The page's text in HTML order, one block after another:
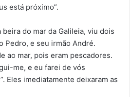
está próximo”.
beira do mar da Galileia, viu dois
Pedro, e seu irmão André.
ao mar, pois eram pescadores.
me, e eu farei de vós
Eles imediatamente deixaram as